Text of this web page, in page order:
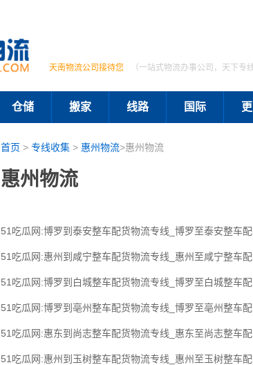
天南物流公司接待您 （一站式物流办事公司，天下专
仓储 搬家 线路 国际
首页 > 专线收集> 惠州物流>惠州物流
惠州物流
51吃瓜网:博罗到泰安整车配货物流专线_博罗至泰安整车
51吃瓜网:惠州到咸宁整车配货物流专线_惠州至咸宁整车
51吃瓜网:博罗到白城整车配货物流专线_博罗至白城整车
51吃瓜网:博罗到亳州整车配货物流专线_博罗至亳州整车
51吃瓜网:惠东到尚志整车配货物流专线_惠东至尚志整车
51吃瓜网:惠州到玉树整车配货物流专线_惠州至玉树整车